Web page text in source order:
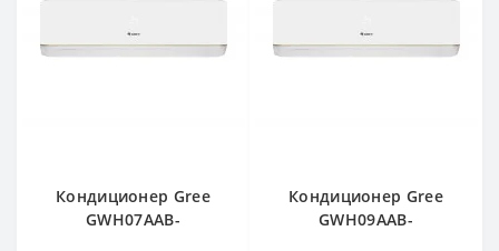
Кондиционер Gree
GWH07AAB-
Кондиционер Gree
GWH09AAB-